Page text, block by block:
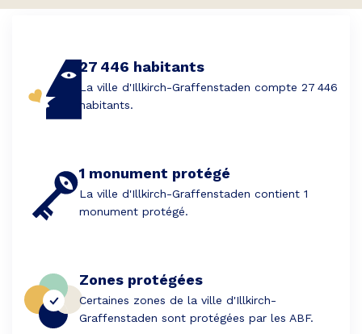
27 446 habitants
La ville d'Illkirch-Graffenstaden compte 27 446
habitants.
1 monument protégé
La ville d'Illkirch-Graffenstaden contient 1
monument protégé.
Zones protégées
Certaines zones de la ville d'Illkirch-
Graffenstaden sont protégées par les ABF.